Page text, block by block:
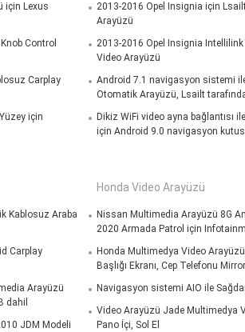
için Lexus
Control
Carplay
için
2013-2016 Opel Insignia için
Arayüzü
2013-2016 Opel Insignia
Video Arayüzü
Android 7.1 navigasyon sistemi
Otomatik Arayüzü, Lsailt
Dikiz WiFi video ayna bağlantısı
için Android 9.0 navigasyon
Kablosuz Araba
Carplay
Arayüzü
dahil
JDM Modeli
Honda Video Arayüzü
Nissan Multimedia Arayüzü 8G
2020 Armada Patrol için
Honda Multimedya Video
Başlığı Ekranı, Cep Telefonu
Navigasyon sistemi AIO ile
Video Arayüzü Jade Multimedya
Pano İçi, Sol El